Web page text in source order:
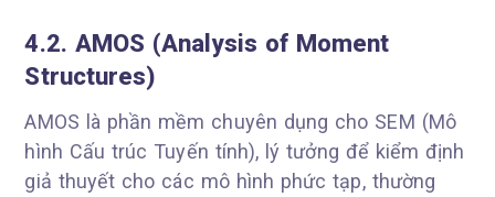
4.2. AMOS (Analysis of Moment
Structures)
AMOS là phần mềm chuyên dụng cho SEM (Mô
hình Cấu trúc Tuyến tính), lý tưởng để kiểm định
giả thuyết cho các mô hình phức tạp, thường